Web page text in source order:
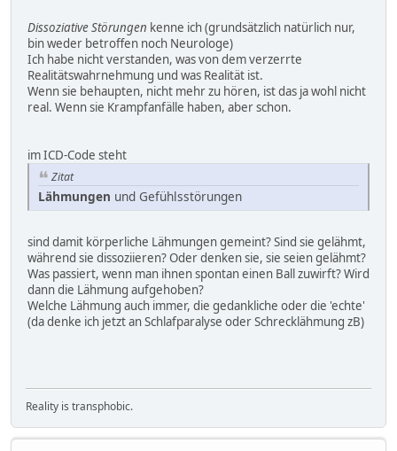
Dissoziative Störungen kenne ich (grundsätzlich natürlich nur,
bin weder betroffen noch Neurologe)
Ich habe nicht verstanden, was von dem verzerrte
Realitätswahrnehmung und was Realität ist.
Wenn sie behaupten, nicht mehr zu hören, ist das ja wohl nicht
real. Wenn sie Krampfanfälle haben, aber schon.
im ICD-Code steht
Zitat
Lähmungen und Gefühlsstörungen
sind damit körperliche Lähmungen gemeint? Sind sie gelähmt,
während sie dissoziieren? Oder denken sie, sie seien gelähmt?
Was passiert, wenn man ihnen spontan einen Ball zuwirft? Wird
dann die Lähmung aufgehoben?
Welche Lähmung auch immer, die gedankliche oder die 'echte'
(da denke ich jetzt an Schlafparalyse oder Schrecklähmung zB)
Reality is transphobic.